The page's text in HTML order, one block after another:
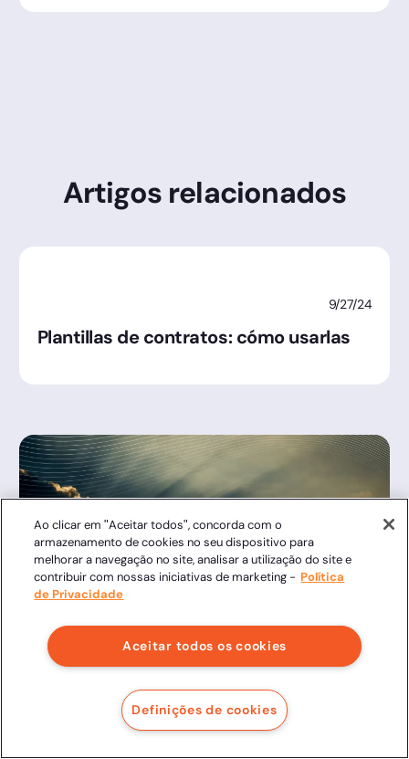
Artigos relacionados
9/27/24
Plantillas de contratos: cómo usarlas
Juliana Costa 9/27/24
Entramos en 2021 con todo
Ao clicar em "Aceitar todos", concorda com o
armazenamento de cookies no seu dispositivo para
melhorar a navegação no site, analisar a utilização do site e
contribuir com nossas iniciativas de marketing - Política
de Privacidade
Aceitar todos os cookies
Definições de cookies